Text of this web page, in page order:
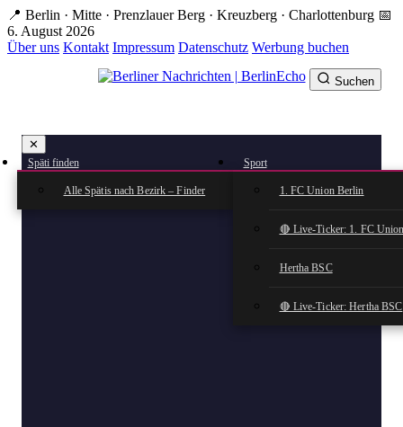
Zum
Hauptinhalt
springen
📍 Berlin · Mitte · Prenzlauer Berg · Kreuzberg · Charlottenburg 📅
6. August 2026
Über uns Kontakt Impressum Datenschutz Werbung buchen
✕
Späti finden
Alle Spätis nach Bezirk – Finder
Sport
1. FC Union Berlin
🔴 Live-Ticker: 1. FC
Hertha BSC
🔴 Live-Ticker: Hertha BSC
Suchen